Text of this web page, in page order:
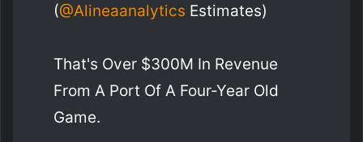
(@alineaanalytics Estimates)
That's Over $300M In Revenue
From A Port Of A Four-Year Old
Game.